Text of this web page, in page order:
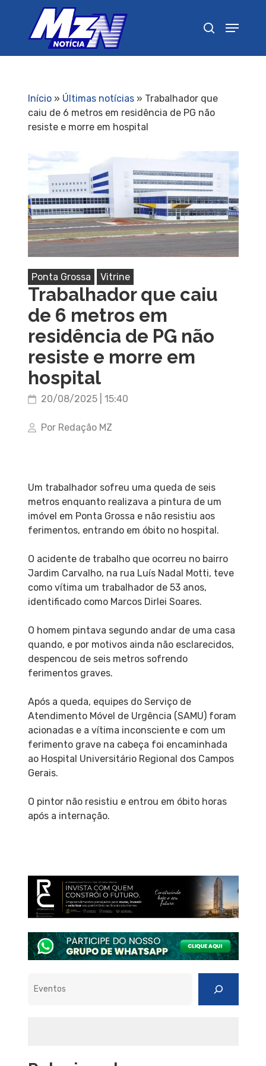
Início» Últimas notícias» Trabalhador que
caiu de 6 metros em residência de PG não
resiste e morre em hospital
Ponta Grossa Vitrine
Trabalhador que caiu
de 6 metros em
residência de PG não
resiste e morre em
hospital
20/08/2025 | 15:40
Por Redação MZ
Um trabalhador sofreu uma queda de seis
metros enquanto realizava a pintura de um
imóvel em Ponta Grossa e não resistiu aos
ferimentos, entrando em óbito no hospital.
O acidente de trabalho que ocorreu no bairro
Jardim Carvalho, na rua Luís Nadal Motti, teve
como vítima um trabalhador de 53 anos,
identificado como Marcos Dirlei Soares.
O homem pintava segundo andar de uma casa
quando, e por motivos ainda não esclarecidos,
despencou de seis metros sofrendo
ferimentos graves.
Após a queda, equipes do Serviço de
Atendimento Móvel de Urgência (SAMU) foram
acionadas e a vítima inconsciente e com um
ferimento grave na cabeça foi encaminhada
ao Hospital Universitário Regional dos Campos
Gerais.
O pintor não resistiu e entrou em óbito horas
após a internação.